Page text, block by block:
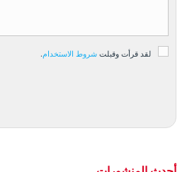
لقد قرأت وقبلت شروط الاستخدام.